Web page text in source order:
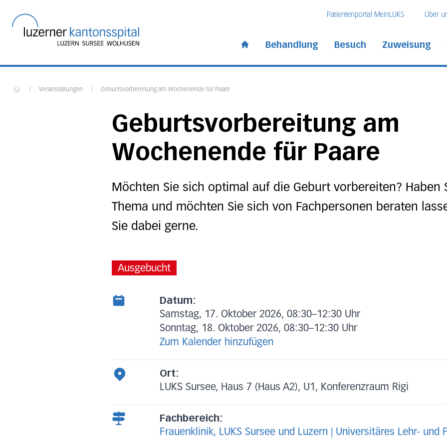
Patientenportal MeinLUKS Über
Behandlung Besuch Zuweisung
/ Veranstaltungen / Geburtsvorbereitung am Wochenende für Paare
Geburtsvorbereitung am
Wochenende für Paare
Möchten Sie sich optimal auf die Geburt vorbereiten? Haben
Thema und möchten Sie sich von Fachpersonen beraten
Sie dabei gerne.
Ausgebucht
Datum:
Samstag, 17. Oktober 2026, 08:30–12:30 Uhr
Sonntag, 18. Oktober 2026, 08:30–12:30 Uhr
Zum Kalender hinzufügen
Ort:
LUKS Sursee, Haus 7 (Haus A2), U1, Konferenzraum Rigi
Fachbereich:
Frauenklinik, LUKS Sursee und Luzern | Universitäres Lehr- und